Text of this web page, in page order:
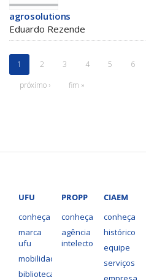
agrosolutions
Eduardo Rezende
1 2 3 4 5 6
próximo ›
fim »
UFU
conheça
marca
ufu
mobilidade
bibliotecas
PROPP
conheça
agência
intelecto
CIAEM
conheça
histórico
equipe
serviços